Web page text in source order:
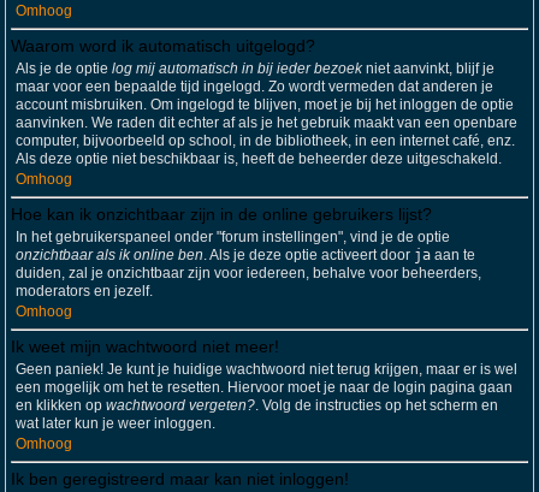
Omhoog
Waarom word ik automatisch uitgelogd?
Als je de optie log mij automatisch in bij ieder bezoekniet aanvinkt, blijf je
maar voor een bepaalde tijd ingelogd. Zo wordt vermeden dat anderen je
account misbruiken. Om ingelogd te blijven, moet je bij het inloggen de optie
aanvinken. We raden dit echter af als je het gebruik maakt van een openbare
computer, bijvoorbeeld op school, in de bibliotheek, in een internet café, enz.
Als deze optie niet beschikbaar is, heeft de beheerder deze uitgeschakeld.
Omhoog
Hoe kan ik onzichtbaar zijn in de online gebruikers lijst?
In het gebruikerspaneel onder "forum instellingen", vind je de optie
onzichtbaar als ik online ben. Als je deze optie activeert door ja aan te
duiden, zal je onzichtbaar zijn voor iedereen, behalve voor beheerders,
moderators en jezelf.
Omhoog
Ik weet mijn wachtwoord niet meer!
Geen paniek! Je kunt je huidige wachtwoord niet terug krijgen, maar er is wel
een mogelijk om het te resetten. Hiervoor moet je naar de login pagina gaan
en klikken op wachtwoord vergeten?. Volg de instructies op het scherm en
wat later kun je weer inloggen.
Omhoog
Ik ben geregistreerd maar kan niet inloggen!